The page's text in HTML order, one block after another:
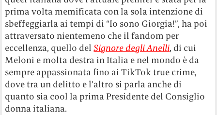
prima volta memificata con la sola intenzione di
sbeffeggiarla ai tempi di “Io sono Giorgia!”, ha poi
attraversato nientemeno che il fandom per
eccellenza, quello delSignore degli Anelli, di cui
Meloni e molta destra in Italia e nel mondo è da
sempre appassionata fino ai TikTok true crime,
dove tra un delitto e l’altro si parla anche di
quanto sia cool la prima Presidente del Consiglio
donna italiana.